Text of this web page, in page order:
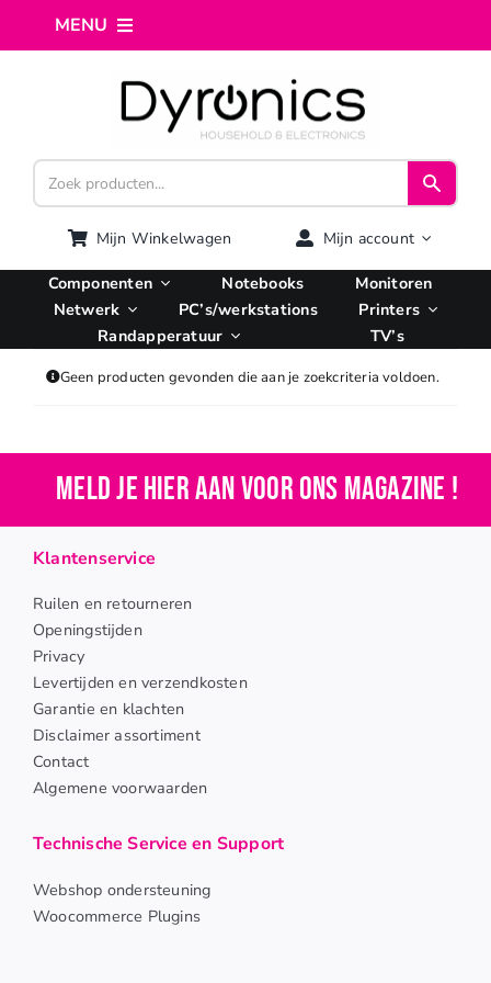
MENU
Webshop
Computer reparatie
AI Integratie
Hosting
Managed VPS
Contact
Mijn Winkelwagen Mijn account
Componenten Notebooks
Monitoren
Netwerk
PC’s/werkstations
Printers
Randapperatuur
TV’s
Geen producten gevonden die aan je zoekcriteria voldoen.
Meld je hier aan voor ons magazine !
Klantenservice
Ruilen en retourneren
Openingstijden
Privacy
Levertijden en verzendkosten
Garantie en klachten
Disclaimer assortiment
Contact
Algemene voorwaarden
Technische Service en Support
Webshop ondersteuning
Woocommerce Plugins